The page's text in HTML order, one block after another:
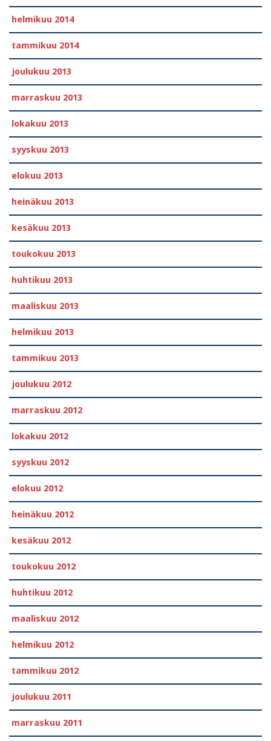
helmikuu 2014
tammikuu 2014
joulukuu 2013
marraskuu 2013
lokakuu 2013
syyskuu 2013
elokuu 2013
heinäkuu 2013
kesäkuu 2013
toukokuu 2013
huhtikuu 2013
maaliskuu 2013
helmikuu 2013
tammikuu 2013
joulukuu 2012
marraskuu 2012
lokakuu 2012
syyskuu 2012
elokuu 2012
heinäkuu 2012
kesäkuu 2012
toukokuu 2012
huhtikuu 2012
maaliskuu 2012
helmikuu 2012
tammikuu 2012
joulukuu 2011
marraskuu 2011